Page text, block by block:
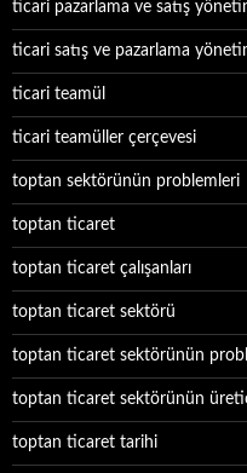
ticari pazarlama ve satış
ticari satış ve pazarlama
ticari teamül
ticari teamüller çerçevesi
toptan sektörünün problemleri
toptan ticaret
toptan ticaret çalışanları
toptan ticaret sektörü
toptan ticaret sektörünün
toptan ticaret sektörünün
toptan ticaret tarihi